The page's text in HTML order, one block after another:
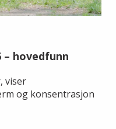
– hovedfunn
viser
og konsentrasjon